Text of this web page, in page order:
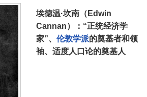
埃德温·坎南（Edwin
Cannan）：“正统经济学
家”、伦敦学派的奠基者和领
袖、适度人口论的奠基人